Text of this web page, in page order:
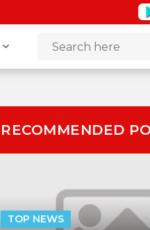
RECOMMENDED
TOP NEWS